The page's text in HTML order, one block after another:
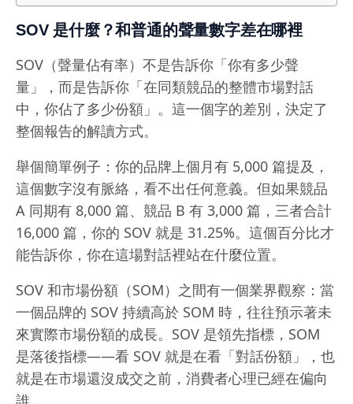
SOV 是什麼？和普通的聲量數字差在哪裡
SOV（聲量佔有率）不是告訴你「你有多少聲
量」，而是告訴你「在同類競品的整體市場對話
中，你佔了多少份額」。這一個字的差別，決定了
整個報告的解讀方式。
舉個簡單例子：你的品牌上個月有 5,000 篇提及，
這個數字沒有脈絡，看不出任何意義。但如果競品
A 同期有 8,000 篇、競品 B 有 3,000 篇，三者合計
16,000 篇，你的 SOV 就是 31.25%。這個百分比才
能告訴你，你在這場對話裡站在什麼位置。
SOV 和市場份額（SOM）之間有一個業界觀察：當
一個品牌的 SOV 持續高於 SOM 時，往往預示著未
來實際市場份額的成長。SOV 是領先指標，SOM
是落後指標——看 SOV 就是在看「對話份額」，也
就是在市場還沒成交之前，消費者心理已經在偏向
誰。